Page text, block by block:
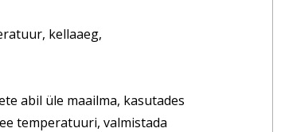
kellaaeg,
abil üle maailma, kasutades
temperatuuri, valmistada